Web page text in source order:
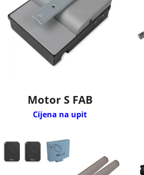
Motor S FAB
Cijena na upit